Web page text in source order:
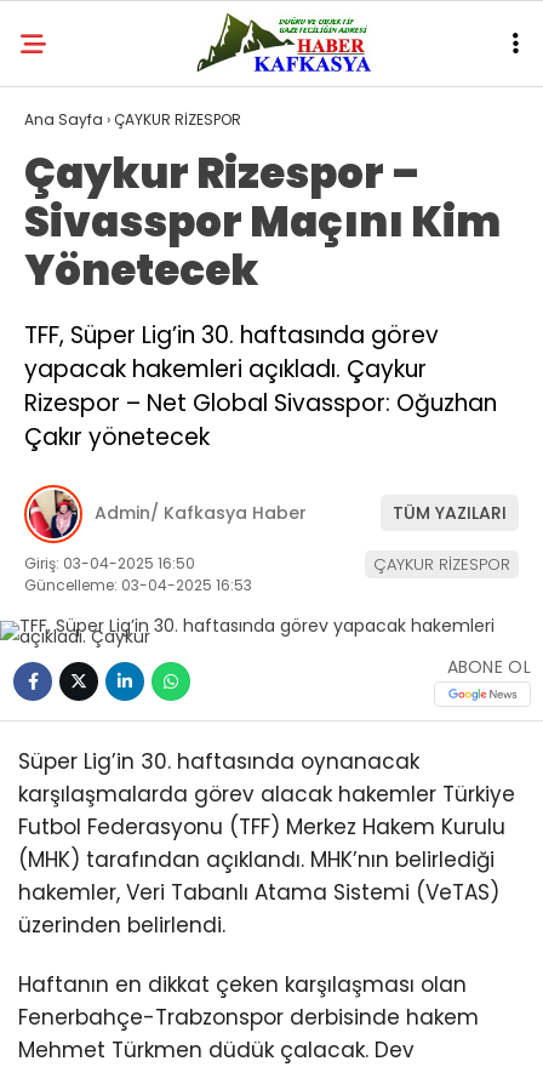
Ana Sayfa ›ÇAYKUR RİZESPOR
Çaykur Rizespor –
Sivasspor Maçını Kim
Yönetecek
TFF, Süper Lig’in 30. haftasında görev
yapacak hakemleri açıkladı. Çaykur
Rizespor – Net Global Sivasspor: Oğuzhan
Çakır yönetecek
Admin/ Kafkasya Haber TÜM YAZILARI
Giriş: 03-04-2025 16:50
Güncelleme: 03-04-2025 16:53
ÇAYKUR RİZESPOR
ABONE OL
Süper Lig’in 30. haftasında oynanacak
karşılaşmalarda görev alacak hakemler Türkiye
Futbol Federasyonu (TFF) Merkez Hakem Kurulu
(MHK) tarafından açıklandı. MHK’nın belirlediği
hakemler, Veri Tabanlı Atama Sistemi (VeTAS)
üzerinden belirlendi.
Haftanın en dikkat çeken karşılaşması olan
Fenerbahçe-Trabzonspor derbisinde hakem
Mehmet Türkmen düdük çalacak. Dev